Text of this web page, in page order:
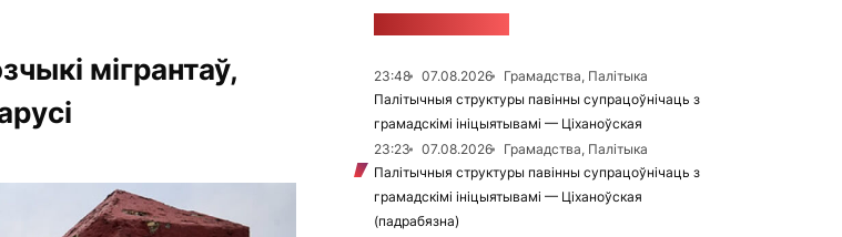
мігрантаў,
23:48 07.08.2026
Грамадства, Палітыка
Палітычныя структуры павінны супрацоўнічаць з
грамадскімі ініцыятывамі — Ціханоўская
23:23
07.08.2026
Грамадства, Палітыка
Палітычныя структуры павінны супрацоўнічаць з
грамадскімі ініцыятывамі — Ціханоўская
(падрабязна)